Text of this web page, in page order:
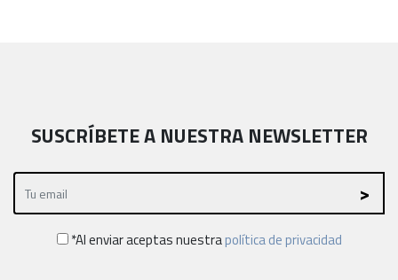
SUSCRÍBETE A NUESTRA NEWSLETTER
*Al enviar aceptas nuestrapolítica de privacidad